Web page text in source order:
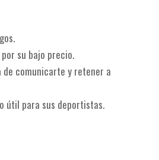
su bajo precio.
de comunicarte y retener a
útil para sus deportistas.